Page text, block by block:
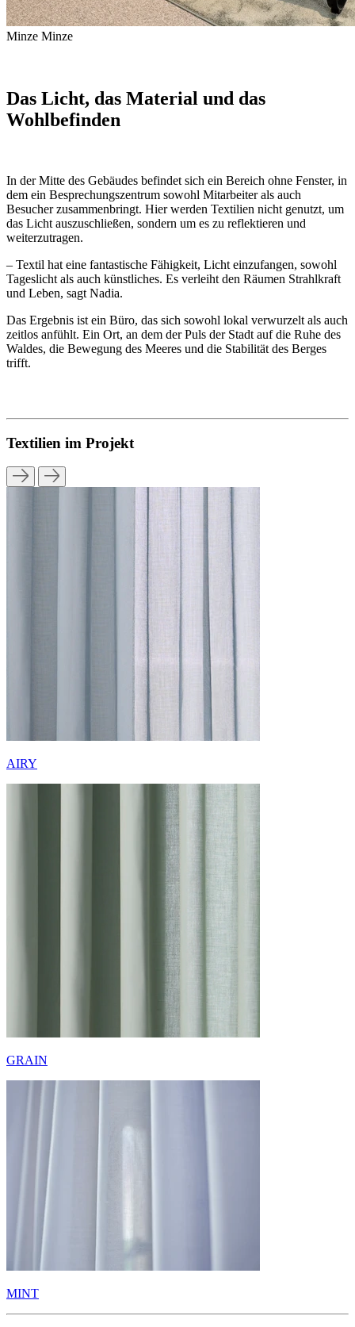
Minze Minze
Das Licht, das Material und das
Wohlbefinden
In der Mitte des Gebäudes befindet sich ein Bereich ohne Fenster, in
dem ein Besprechungszentrum sowohl Mitarbeiter als auch
Besucher zusammenbringt. Hier werden Textilien nicht genutzt, um
das Licht auszuschließen, sondern um es zu reflektieren und
weiterzutragen.
– Textil hat eine fantastische Fähigkeit, Licht einzufangen, sowohl
Tageslicht als auch künstliches. Es verleiht den Räumen Strahlkraft
und Leben, sagt Nadia.
Das Ergebnis ist ein Büro, das sich sowohl lokal verwurzelt als auch
zeitlos anfühlt. Ein Ort, an dem der Puls der Stadt auf die Ruhe des
Waldes, die Bewegung des Meeres und die Stabilität des Berges
trifft.
Textilien im Projekt
AIRY
GRAIN
MINT